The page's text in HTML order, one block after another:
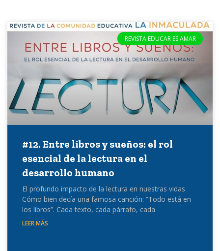
REVISTA EDUCAR ES AMAR
#12. Entre libros y sueños: el rol
esencial de la lectura en el
desarrollo humano
El profundo impacto de la lectura en nuestras vidas
Cómo bien decía una famosa canción: “Todo está en
los libros”. Cada texto, cada párrafo, cada
LEER MÁS